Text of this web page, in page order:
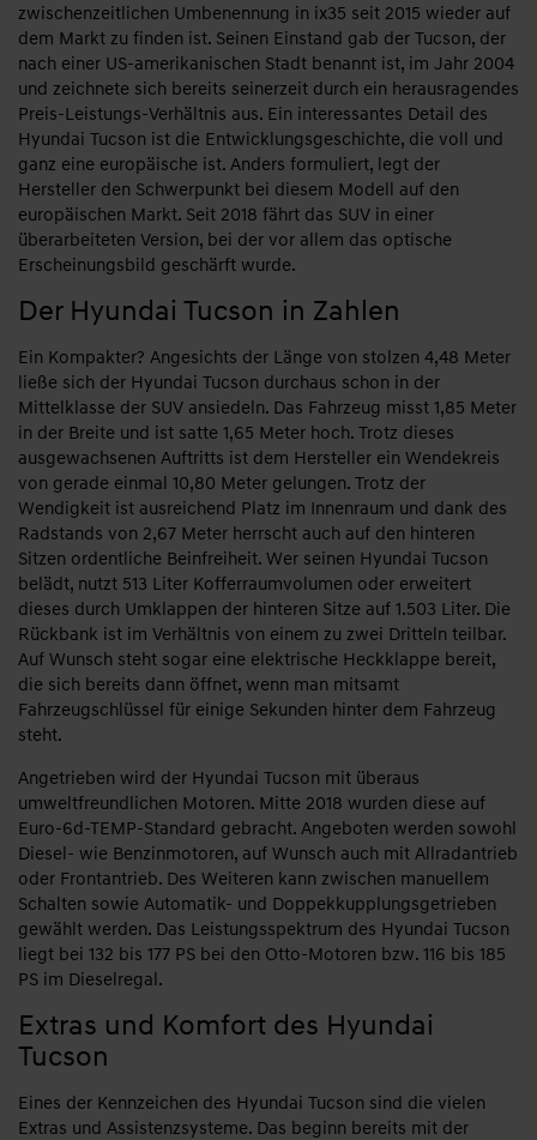
zwischenzeitlichen Umbenennung in ix35 seit 2015 wieder auf
dem Markt zu finden ist. Seinen Einstand gab der Tucson, der
nach einer US-amerikanischen Stadt benannt ist, im Jahr 2004
und zeichnete sich bereits seinerzeit durch ein herausragendes
Preis-Leistungs-Verhältnis aus. Ein interessantes Detail des
Hyundai Tucson ist die Entwicklungsgeschichte, die voll und
ganz eine europäische ist. Anders formuliert, legt der
Hersteller den Schwerpunkt bei diesem Modell auf den
europäischen Markt. Seit 2018 fährt das SUV in einer
überarbeiteten Version, bei der vor allem das optische
Erscheinungsbild geschärft wurde.
Der Hyundai Tucson in Zahlen
Ein Kompakter? Angesichts der Länge von stolzen 4,48 Meter
ließe sich der Hyundai Tucson durchaus schon in der
Mittelklasse der SUV ansiedeln. Das Fahrzeug misst 1,85 Meter
in der Breite und ist satte 1,65 Meter hoch. Trotz dieses
ausgewachsenen Auftritts ist dem Hersteller ein Wendekreis
von gerade einmal 10,80 Meter gelungen. Trotz der
Wendigkeit ist ausreichend Platz im Innenraum und dank des
Radstands von 2,67 Meter herrscht auch auf den hinteren
Sitzen ordentliche Beinfreiheit. Wer seinen Hyundai Tucson
belädt, nutzt 513 Liter Kofferraumvolumen oder erweitert
dieses durch Umklappen der hinteren Sitze auf 1.503 Liter. Die
Rückbank ist im Verhältnis von einem zu zwei Dritteln teilbar.
Auf Wunsch steht sogar eine elektrische Heckklappe bereit,
die sich bereits dann öffnet, wenn man mitsamt
Fahrzeugschlüssel für einige Sekunden hinter dem Fahrzeug
steht.
Angetrieben wird der Hyundai Tucson mit überaus
umweltfreundlichen Motoren. Mitte 2018 wurden diese auf
Euro-6d-TEMP-Standard gebracht. Angeboten werden sowohl
Diesel- wie Benzinmotoren, auf Wunsch auch mit Allradantrieb
oder Frontantrieb. Des Weiteren kann zwischen manuellem
Schalten sowie Automatik- und Doppekkupplungsgetrieben
gewählt werden. Das Leistungsspektrum des Hyundai Tucson
liegt bei 132 bis 177 PS bei den Otto-Motoren bzw. 116 bis 185
PS im Dieselregal.
Extras und Komfort des Hyundai
Tucson
Eines der Kennzeichen des Hyundai Tucson sind die vielen
Extras und Assistenzsysteme. Das beginn bereits mit der